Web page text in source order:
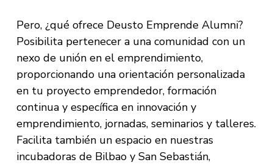
Pero, ¿qué ofrece Deusto Emprende Alumni?
Posibilita pertenecer a una comunidad con un
nexo de unión en el emprendimiento,
proporcionando una orientación personalizada
en tu proyecto emprendedor, formación
continua y específica en innovación y
emprendimiento, jornadas, seminarios y talleres.
Facilita también un espacio en nuestras
incubadoras de Bilbao y San Sebastián,